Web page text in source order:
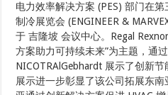
电力效率解决方案 (PES) 部门在
制冷展览会 (ENGINEER &
于 吉隆坡 会议中心。Regal
方案助力可持续未来”为主题，通
NICOTRAlGebhardt 展示了创新
展示进一步彰显了该公司拓展东